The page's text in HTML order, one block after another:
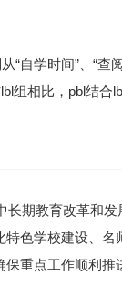
“自学时间”、“
组相比，pbl结
长期教育改革和
色学校建设、
重点工作顺利